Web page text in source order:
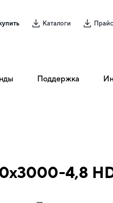
Каталоги
Поддержка
4,8